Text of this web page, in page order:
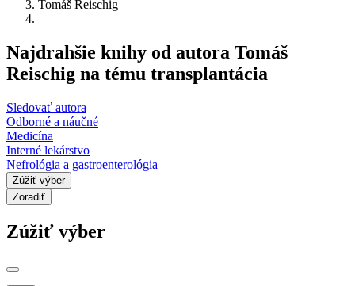
Tomáš Reischig
Najdrahšie knihy od autora Tomáš
Reischig na tému transplantácia
Sledovať autora
Odborné a náučné
Medicína
Interné lekárstvo
Nefrológia a gastroenterológia
Zúžiť výber
Zoradiť
Zúžiť výber